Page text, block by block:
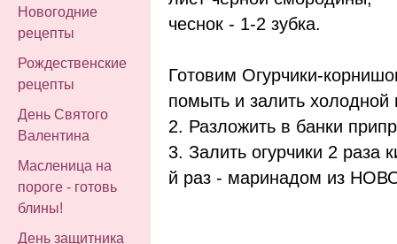
Новогодние
рецепты
Рождественские
рецепты
День Святого
Валентина
Масленица на
пороге - готовь
блины!
День защитника
чеснок - 1-2 зубка.
Готовим Огурчики-
помыть и залить холодной
2. Разложить в банки
3. Залить огурчики 2 раза
й раз - маринадом из